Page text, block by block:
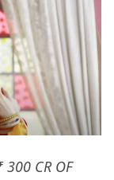
300 CR OF